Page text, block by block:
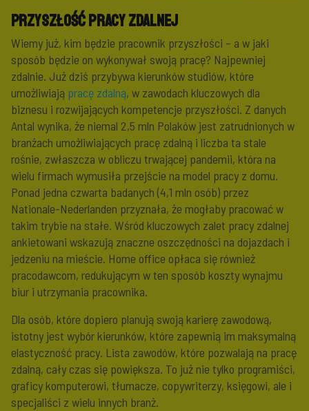
Przyszłość pracy zdalnej
Wiemy już, kim będzie pracownik przyszłości – a w jaki
sposób będzie on wykonywał swoją pracę? Najpewniej
zdalnie. Już dziś przybywa kierunków studiów, które
umożliwiają pracę zdalną, w zawodach kluczowych dla
biznesu i rozwijających kompetencje przyszłości. Z danych
Antal wynika, że niemal 2,5 mln Polaków jest zatrudnionych w
branżach umożliwiających pracę zdalną i liczba ta stale
rośnie, zwłaszcza w obliczu trwającej pandemii, która na
wielu firmach wymusiła przejście na model pracy z domu.
Ponad jedna czwarta badanych (4,1 mln osób) przez
Nationale-Nederlanden przyznała, że mogłaby pracować w
takim trybie na stałe. Wśród kluczowych zalet pracy zdalnej
ankietowani wskazują znaczne oszczędności na dojazdach i
jedzeniu na mieście. Home office opłaca się również
pracodawcom, redukującym w ten sposób koszty wynajmu
biur i utrzymania pracownika.
Dla osób, które dopiero planują swoją karierę zawodową,
istotny jest wybór kierunków, które zapewnią im maksymalną
elastyczność pracy. Lista zawodów, które pozwalają na pracę
zdalną, cały czas się powiększa. To już nie tylko programiści,
graficy komputerowi, tłumacze, copywriterzy, księgowi, ale i
specjaliści z wielu innych branż.